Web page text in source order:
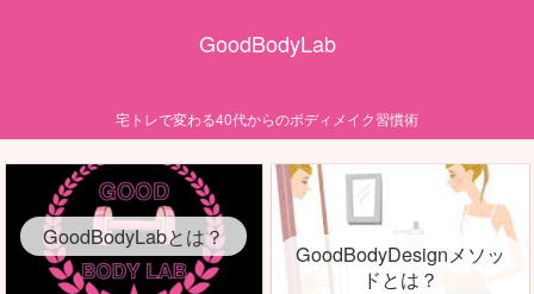
GoodBodyLab
宅トレで変わる40代からのボディメイク習慣術
GoodBodyLabとは？
GoodBodyDesignメソッ
ドとは？